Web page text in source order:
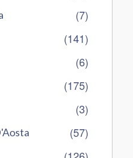
(7)
(141)
(6)
(175)
(3)
(57)